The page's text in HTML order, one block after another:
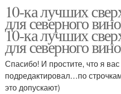
10-ка лучших
для северного
10-ка лучших
для северного
Спасибо! И простите, что я
подредактировал…по
это допускают)